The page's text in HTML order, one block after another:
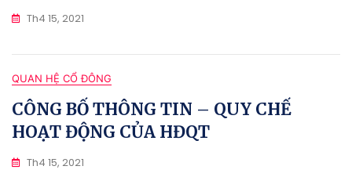
Th4 15, 2021
QUAN HỆ CỔ ĐÔNG
CÔNG BỐ THÔNG TIN – QUY CHẾ
HOẠT ĐỘNG CỦA HĐQT
Th4 15, 2021